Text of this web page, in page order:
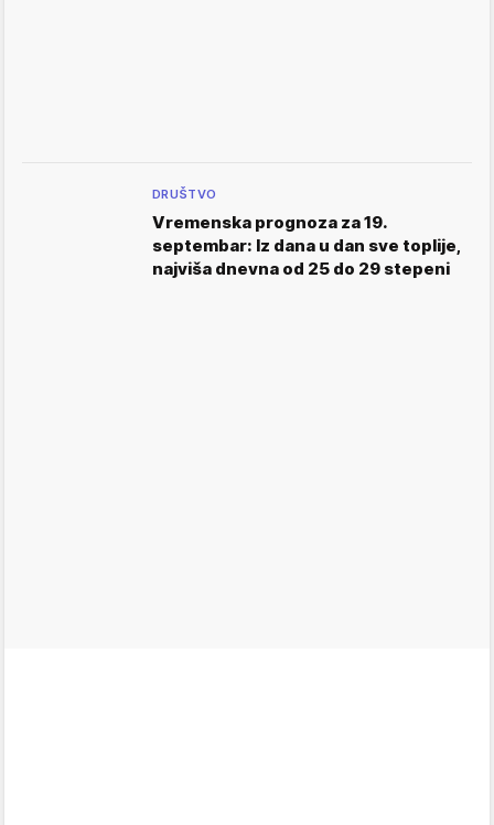
DRUŠTVO
Vremenska prognoza za 19.
septembar: Iz dana u dan sve toplije,
najviša dnevna od 25 do 29 stepeni